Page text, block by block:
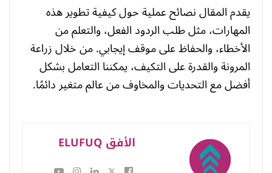
يقدم المقال نصائح عملية حول كيفية تطوير هذه
المهارات، مثل طلب الردود الفعل، والتعلم من
الأخطاء، والحفاظ على موقف إيجابي. من خلال زراعة
المرونة والقدرة على التكيف، يمكننا التعامل بشكل
أفضل مع التحديات والمخاوف من عالم متغير دائمًا.
الأفق ELUFUQ